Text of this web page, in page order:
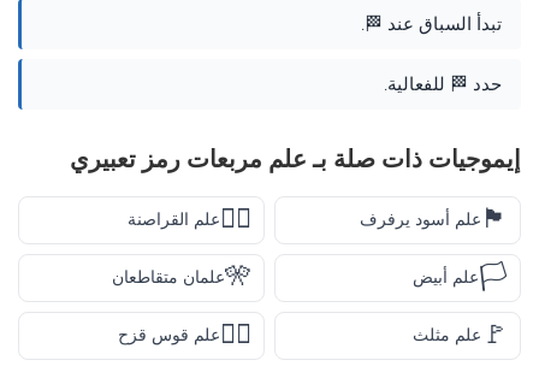
تبدأ السباق عند 🏁.
حدد 🏁 للفعالية.
إيموجيات ذات صلة بـ علم مربعات رمز تعبيري
🏴 علم أسود يرفرف 🏴‍☠️علم القراصنة
🏳️علم أبيض 🎌علمان متقاطعان
🚩 علم مثلث 🏳️‍🌈علم قوس قزح